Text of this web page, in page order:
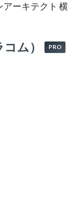
ーキテクト 横
ム） PRO